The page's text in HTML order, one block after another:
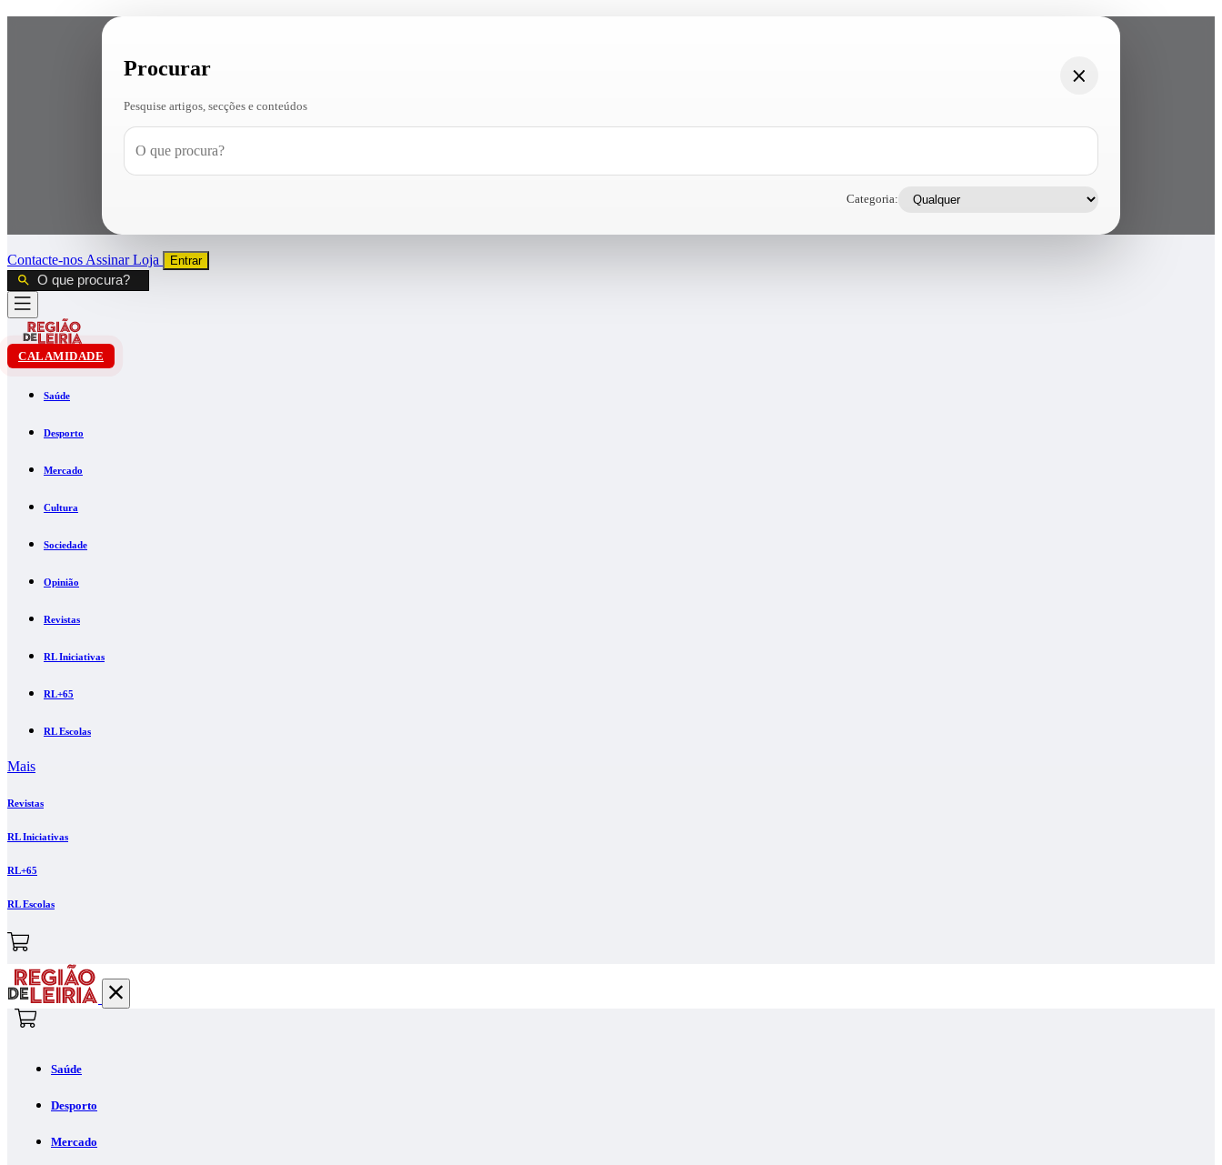
Procurar
Pesquise artigos, secções e conteúdos
Categoria:
Contacte-nos AssinarLoja Entrar
CALAMIDADE
Saúde
Desporto
Mercado
Cultura
Sociedade
Opinião
Revistas
RL Iniciativas
RL+65
RL Escolas
Mais
Revistas
RL Iniciativas
RL+65
RL Escolas
Saúde
Desporto
Mercado